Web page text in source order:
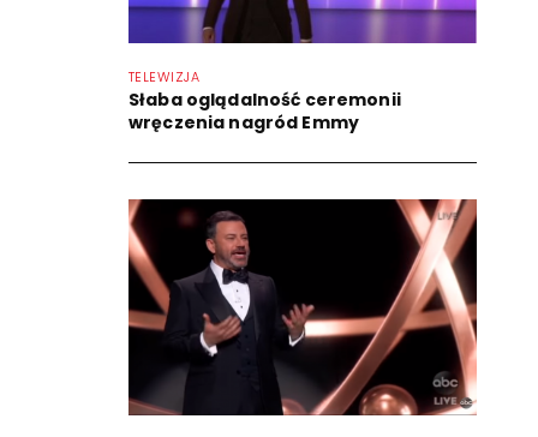
TELEWIZJA
Słaba oglądalność ceremonii
wręczenia nagród Emmy